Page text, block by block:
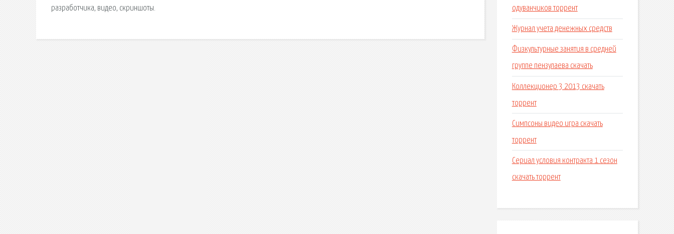
разработчика, видео, скриншоты.
одуванчиков торрент
Журнал учета денежных средств
Физкультурные занятия в средней
группе пензулаева скачать
Коллекционер 3 2013 скачать
торрент
Симпсоны видео игра скачать
торрент
Сериал условия контракта 1 сезон
скачать торрент